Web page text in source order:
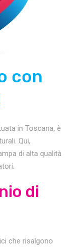
con
in Toscana, è
Qui,
di alta qualità
di
che risalgono